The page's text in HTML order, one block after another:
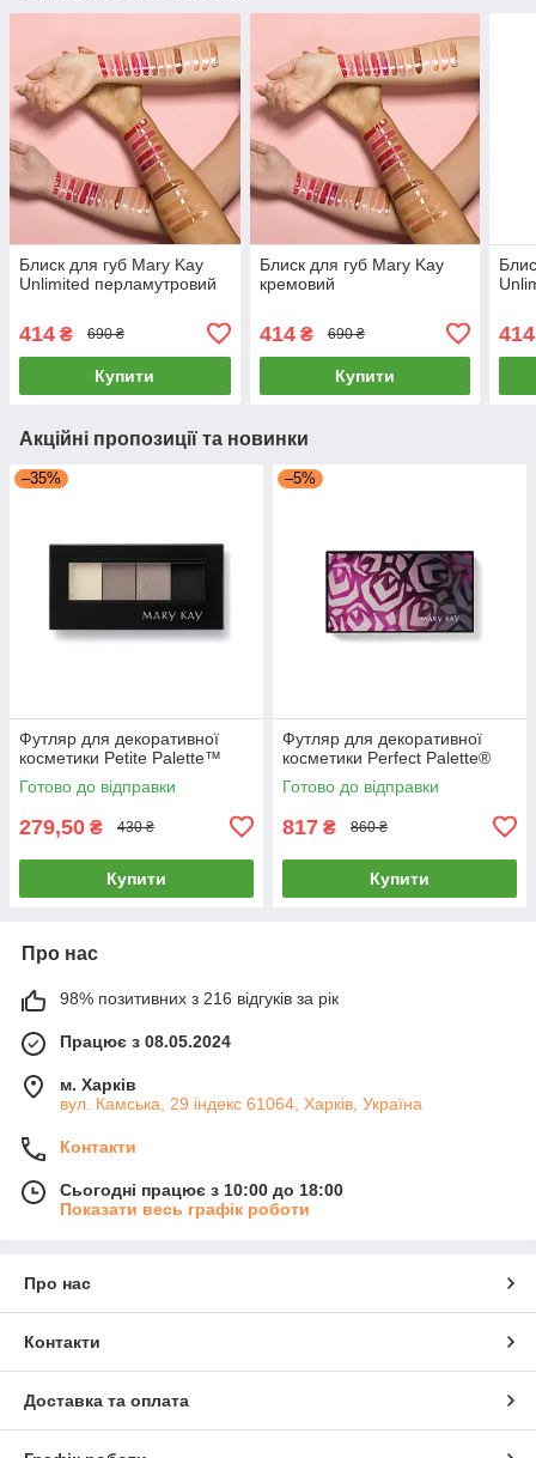
Блиск для губ Mary Kay
Unlimited перламутровий
414 ₴ 690 ₴
Купити
Блиск для губ Mary Kay
кремовий
414₴ 690 ₴
Купити
414
Акційні пропозиції та новинки
–35%
Футляр для декоративної
косметики Petite Palette™
Готово до відправки
279,50 ₴ 430 ₴
Купити
–5%
Футляр для декоративної
косметики Perfect Palette®
Готово до відправки
817 ₴ 860 ₴
Купити
Про нас
98% позитивних з 216 відгуків за рік
Працює з 08.05.2024
м. Харків
вул. Камська, 29 індекс 61064, Харків, Україна
Контакти
Сьогодні працює з 10:00 до 18:00
Показати весь графік роботи
Про нас
Контакти
Доставка та оплата